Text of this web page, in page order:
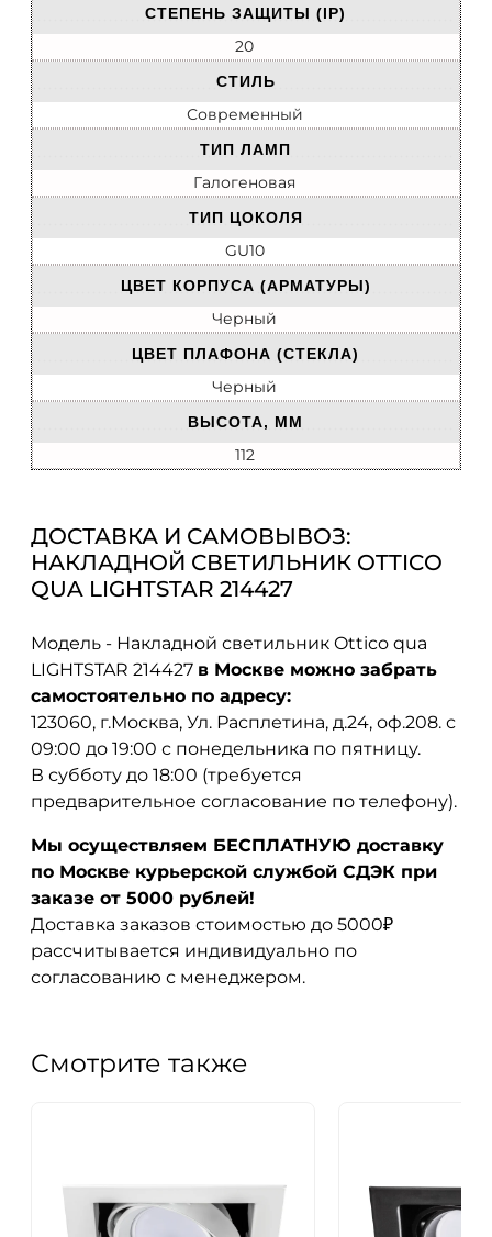
СТЕПЕНЬ ЗАЩИТЫ (IP)
20
СТИЛЬ
Современный
ТИП ЛАМП
Галогеновая
ТИП ЦОКОЛЯ
GU10
ЦВЕТ КОРПУСА (АРМАТУРЫ)
Черный
ЦВЕТ ПЛАФОНА (СТЕКЛА)
Черный
ВЫСОТА, ММ
112
ДОСТАВКА И САМОВЫВОЗ:
НАКЛАДНОЙ СВЕТИЛЬНИК OTTICO
QUA LIGHTSTAR 214427
Модель - Накладной светильник Ottico qua
LIGHTSTAR 214427 в Москве можно забрать
самостоятельно по адресу:
123060, г.Москва, Ул. Расплетина, д.24, оф.208. с
09:00 до 19:00 с понедельника по пятницу.
В субботу до 18:00 (требуется
предварительное согласование по телефону).
Мы осуществляем БЕСПЛАТНУЮ доставку
по Москве курьерской службой СДЭК при
заказе от 5000 рублей!
Доставка заказов стоимостью до 5000₽
рассчитывается индивидуально по
согласованию с менеджером.
Смотрите также